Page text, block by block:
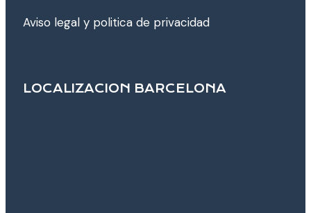
Aviso legal y poli­tica de privacidad
LOCALIZACION BARCELONA